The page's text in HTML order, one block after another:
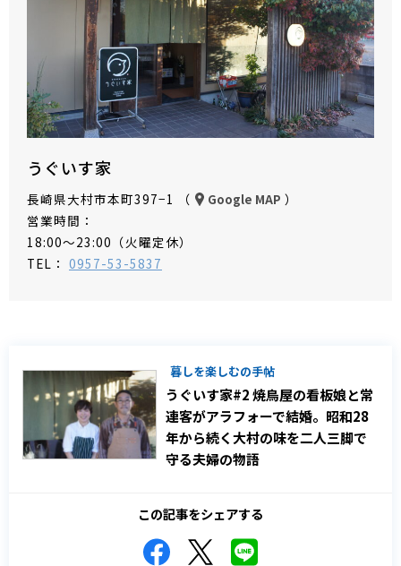
うぐいす家
長崎県大村市本町397−1 （ Google MAP ）
営業時間：
18:00～23:00（火曜定休）
TEL： 0957-53-5837
暮しを楽しむの手帖
うぐいす家#2 焼鳥屋の看板娘と常
連客がアラフォーで結婚。昭和28
年から続く大村の味を二人三脚で
守る夫婦の物語
この記事をシェアする